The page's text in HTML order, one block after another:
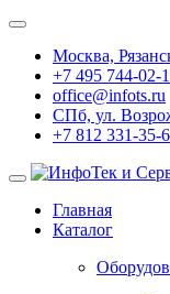
Москва,
+7 495 744-02-
office@infots.ru
СПб, ул.
+7 812 331-35-
Главная
Каталог